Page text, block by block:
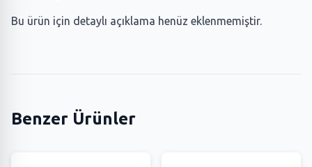
Bu ürün için detaylı açıklama henüz eklenmemiştir.
Benzer Ürünler